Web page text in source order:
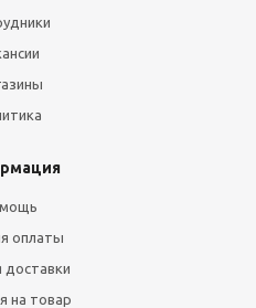
оплаты
доставки
на товар